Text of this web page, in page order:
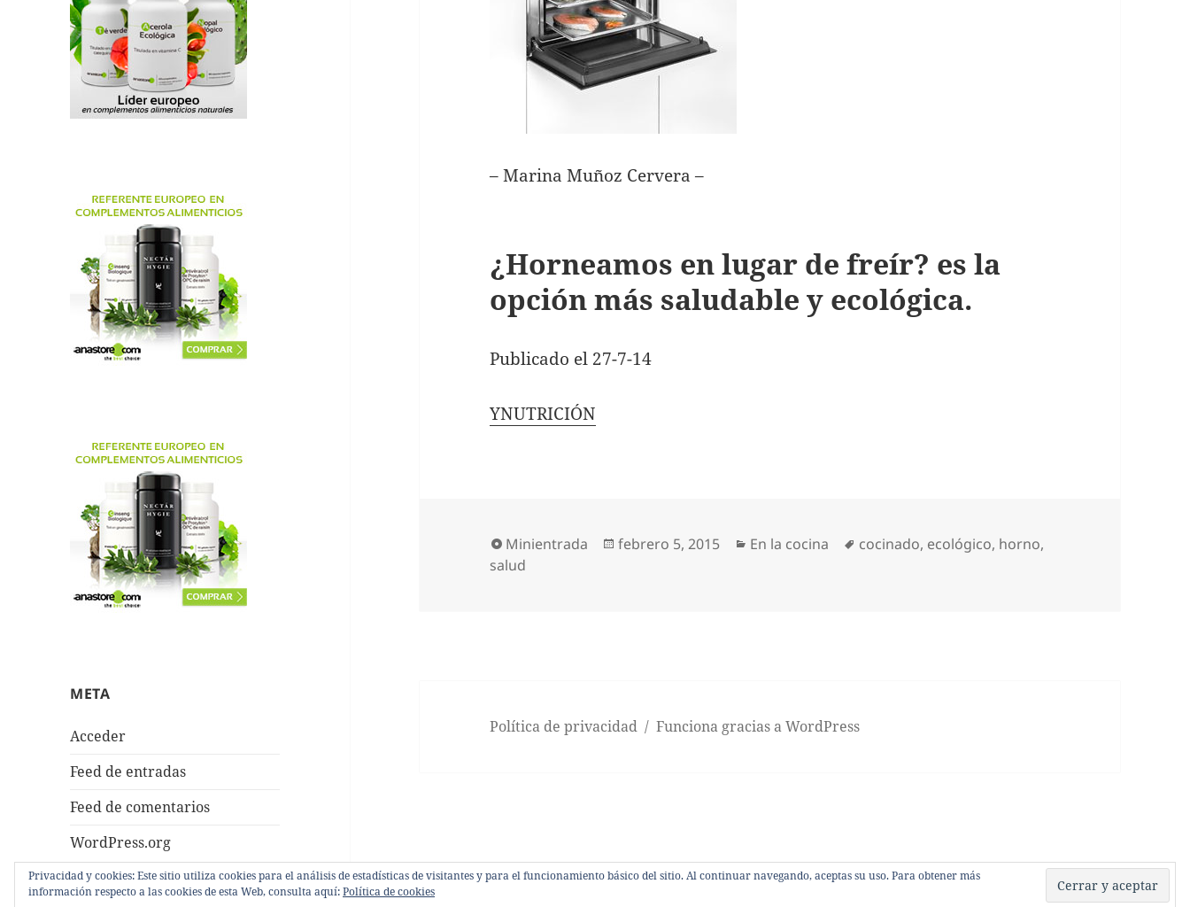
META
Acceder
Feed de entradas
Feed de comentarios
WordPress.org
– Marina Muñoz Cervera –
¿Horneamos en lugar de freír? es la
opción más saludable y ecológica.
Publicado el 27-7-14
YNUTRICIÓN
Formato
Minientrada
Publicado
febrero 5, 2015 Categorías
En la cocina Etiquetas
cocinado, ecológico, horno,
salud
Política de privacidad Funciona gracias a WordPress
Privacidad y cookies: Este sitio utiliza cookies para el análisis de estadísticas de visitantes y para el funcionamiento básico del sitio. Al continuar navegando, aceptas su uso. Para obtener más
información respecto a las cookies de esta Web, consulta aquí:Política de cookies